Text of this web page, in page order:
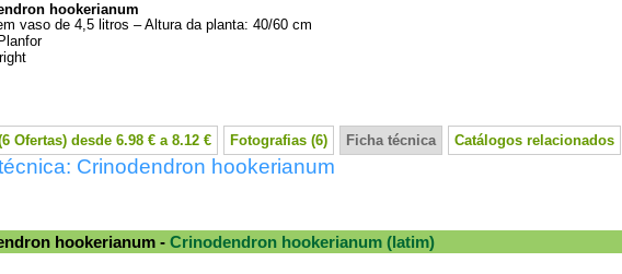
hookerianum
vaso de 4,5 litros – Altura da planta: 40/60 cm
Planfor
Ofertas) desde 6.98 € a 8.12 € Fotografias (6) Ficha técnica Catálogos relacionados
Crinodendron hookerianum
hookerianum - Crinodendron hookerianum (latim)